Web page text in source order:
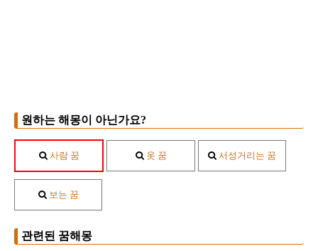
원하는 해몽이 아닌가요?
사람 꿈 옷 꿈 서성거리는 꿈
보는 꿈
관련된 꿈해몽